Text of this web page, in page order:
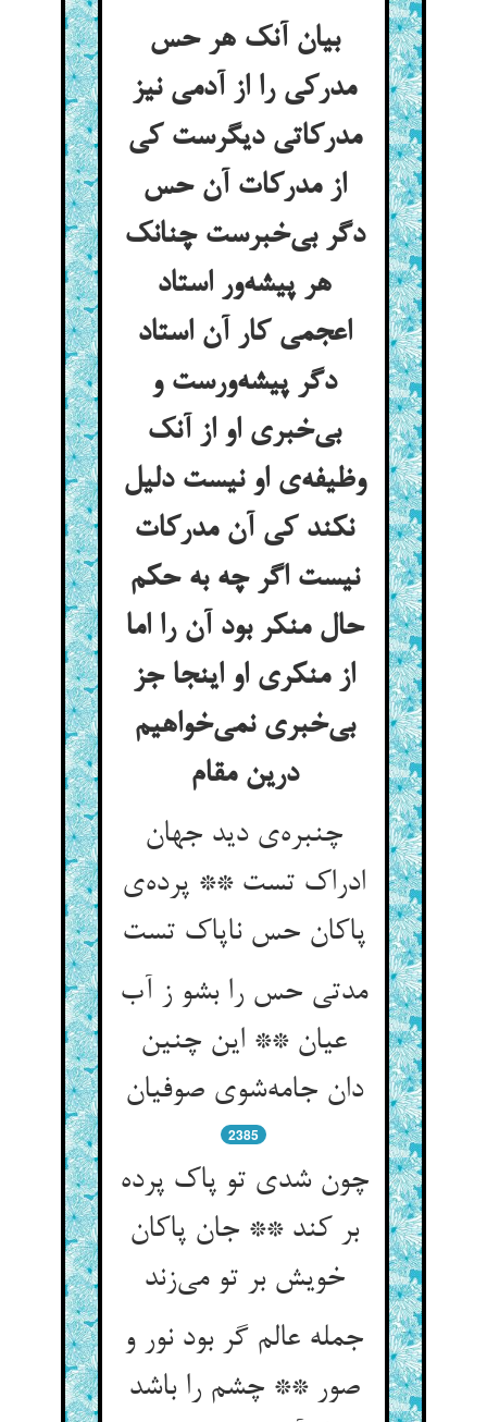
بیان آنک هر حس
مدرکی را از آدمی نیز
مدرکاتی دیگرست کی
از مدرکات آن حس
دگر بی‌خبرست چنانک
هر پیشه‌ور استاد
اعجمی کار آن استاد
دگر پیشه‌ورست و
بی‌خبری او از آنک
وظیفه‌ی او نیست دلیل
نکند کی آن مدرکات
نیست اگر چه به حکم
حال منکر بود آن را اما
از منکری او اینجا جز
بی‌خبری نمی‌خواهیم
درین مقام
چنبره‌ی دید جهان
ادراک تست ** پرده‌ی
پاکان حس ناپاک تست
مدتی حس را بشو ز آب
عیان ** این چنین
دان جامه‌شوی صوفیان
2385
چون شدی تو پاک پرده
بر کند ** جان پاکان
خویش بر تو می‌زند
جمله عالم گر بود نور و
صور ** چشم را باشد